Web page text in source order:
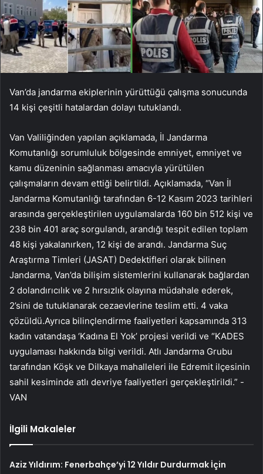
Van’da jandarma ekiplerinin yürüttüğü çalışma sonucunda
14 kişi çeşitli hatalardan dolayı tutuklandı.
Van Valiliğinden yapılan açıklamada, İl Jandarma
Komutanlığı sorumluluk bölgesinde emniyet, emniyet ve
kamu düzeninin sağlanması amacıyla yürütülen
çalışmaların devam ettiği belirtildi. Açıklamada, “Van İl
Jandarma Komutanlığı tarafından 6-12 Kasım 2023 tarihleri
​​arasında gerçekleştirilen uygulamalarda 160 bin 512 kişi ve
238 bin 401 araç sorgulandı, arandığı tespit edilen toplam
48 kişi yakalanırken, 12 kişi de arandı. Jandarma Suç
Araştırma Timleri (JASAT) Dedektifleri olarak bilinen
Jandarma, Van’da bilişim sistemlerini kullanarak bağlardan
2 dolandırıcılık ve 2 hırsızlık olayına müdahale ederek,
2’sini de tutuklanarak cezaevlerine teslim etti. 4 vaka
çözüldü.Ayrıca bilinçlendirme faaliyetleri kapsamında 313
kadın vatandaşa ‘Kadına El Yok’ projesi verildi ve “KADES
uygulaması hakkında bilgi verildi. Atlı Jandarma Grubu
tarafından Köşk ve Dilkaya mahalleleri ile Edremit ilçesinin
sahil kesiminde atlı devriye faaliyetleri gerçekleştirildi.” -
VAN
İlgili Makaleler
Aziz Yıldırım: Fenerbahçe’yi 12 Yıldır Durdurmak İçin